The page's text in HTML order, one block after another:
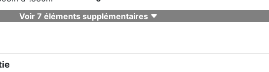
Voir 7 éléments supplémentaires